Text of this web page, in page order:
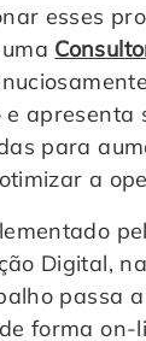
esses
apresenta
para
a
Digital,
passa
forma on-